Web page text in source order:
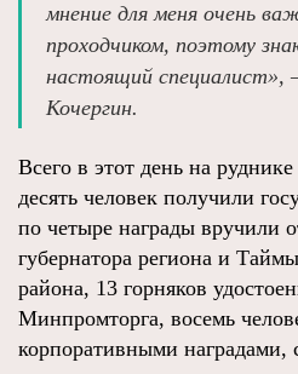
мнение для меня очень
проходчиком, поэтому
настоящий специалист»,
Кочергин.
Всего в этот день на
десять человек получили
по четыре награды вручили
губернатора региона и
района, 13 горняков
Минпромторга, восемь
корпоративными наградами,